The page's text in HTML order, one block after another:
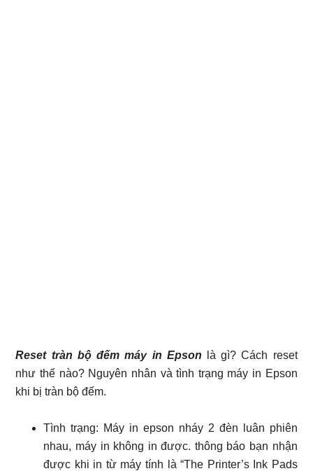
Reset tràn bộ đếm máy in Epson là gì? Cách reset
như thế nào? Nguyên nhân và tình trạng máy in Epson
khi bị tràn bộ đếm.
Tình trạng: Máy in epson nháy 2 đèn luân phiên
nhau, máy in không in được. thông báo bạn nhận
được khi in từ máy tính là “The Printer’s Ink Pads